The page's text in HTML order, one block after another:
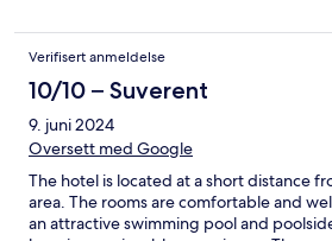
Verifisert anmeldelse
10/10 – Suverent
9. juni 2024
Oversett med Google
The hotel is located at a short distance
area. The rooms are comfortable and
an attractive swimming pool and